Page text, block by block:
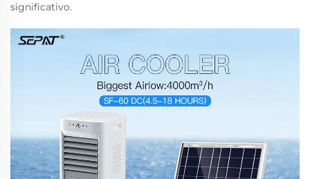
significativo.